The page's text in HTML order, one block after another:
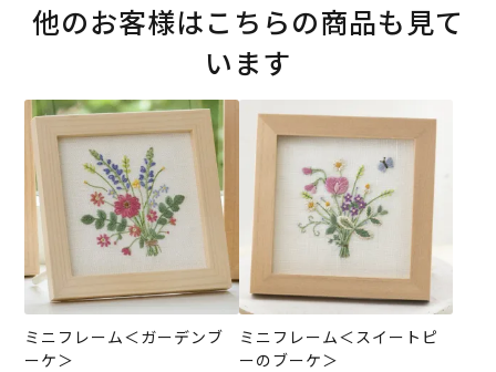
他のお客様はこちらの商品も見て
います
ミニフレーム＜ガーデンブ
ーケ＞
ミニフレーム＜スイートピ
ーのブーケ＞